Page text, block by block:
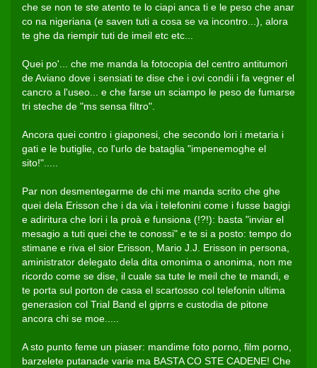
che se non te ste atento te lo ciapi anca ti e le peso che anar
co na nigeriana (e saven tuti a cosa se va incontro...), alora
te ghe da riempir tuti de imeil etc etc...
Quei po'... che me manda la fotocopia del centro antitumori
de Aviano dove i sensiati te dise che i ovi condii i fa vegner el
cancro a l'useo... e che farse un sciampo le peso de fumarse
tri steche de "ms sensa filtro".
Ancora quei contro i giaponesi, che secondo lori i metaria i
gati e le butiglie, co l'urlo de bataglia "impenemoghe el
sito!".....
Par non desmentegarme de chi me manda scrito che ghe
quei dela Erisson che i da via i telefonini come i fusse bagigi
e adiritura che lori i la proà e funsiona (!?!): basta "inviar el
mesagio a tuti quei che te conossi" e te si a posto: tempo do
stimane e riva el sior Erisson, Mario J.J. Erisson in persona,
aministrator delegato dela dita omonima o anonima, non me
ricordo come se dise, il cuale sa tute le meil che te mandi, e
te porta sul porton de casa el scartosso col telefonin ultima
generasion col Trial Band el giprrs e custodia de pitone
ancora chi se moe.....
A sto punto feme un piaser: mandime foto porno, film porno,
barzelete putanade varie ma BASTA CO STE CADENE! Che